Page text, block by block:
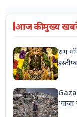
आज की मुख्य
राम